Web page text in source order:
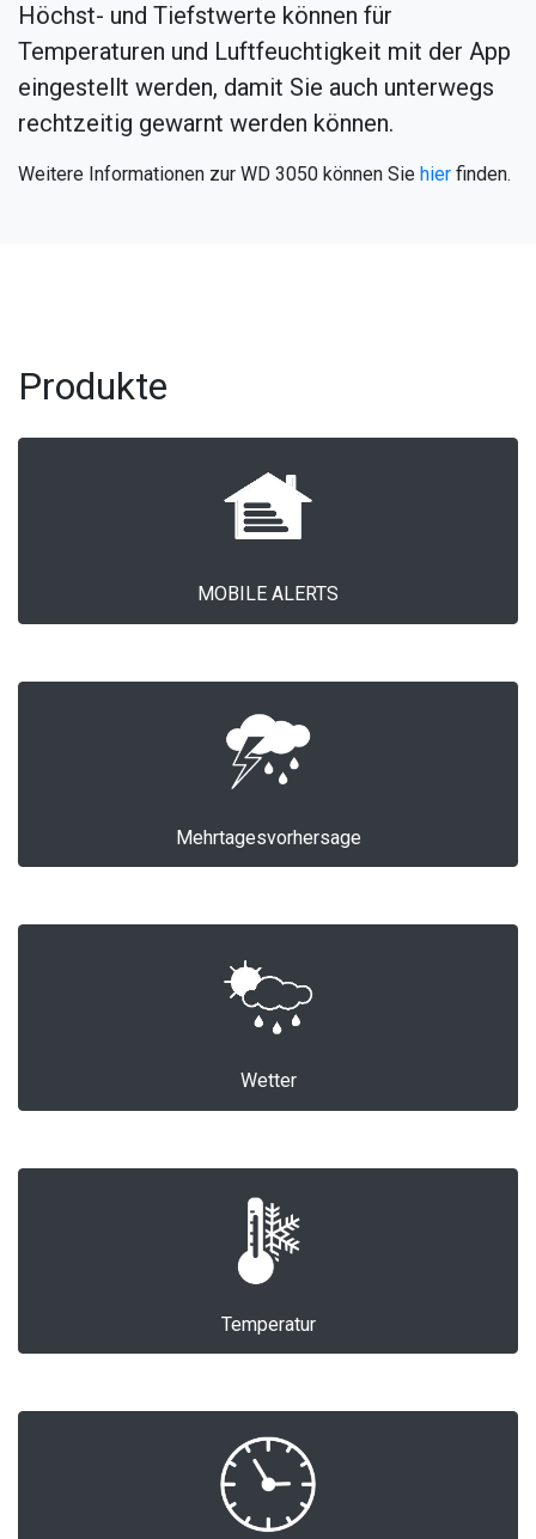
Höchst- und Tiefstwerte können für
Temperaturen und Luftfeuchtigkeit mit der App
eingestellt werden, damit Sie auch unterwegs
rechtzeitig gewarnt werden können.
Weitere Informationen zur WD 3050 können Sie hier finden.
Produkte
MOBILE ALERTS
Mehrtagesvorhersage
Wetter
Temperatur